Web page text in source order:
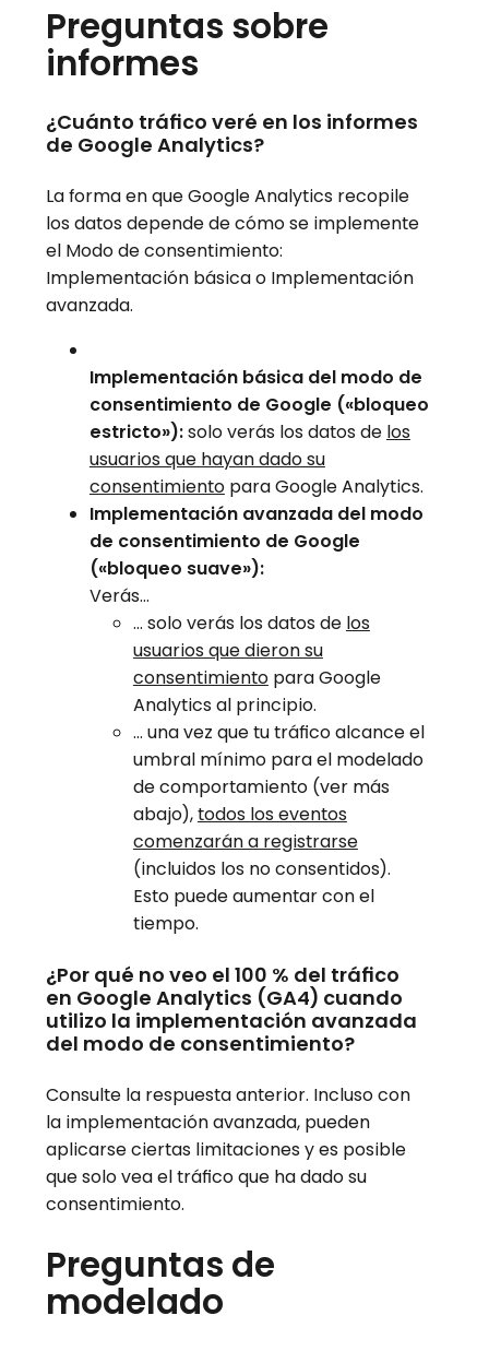
Preguntas sobre
informes
¿Cuánto tráfico veré en los informes
de Google Analytics?
La forma en que Google Analytics recopile
los datos depende de cómo se implemente
el Modo de consentimiento:
Implementación básica o Implementación
avanzada.
Implementación básica del modo de
consentimiento de Google («bloqueo
estricto»):solo verás los datos de los
usuarios que hayan dado su
consentimientopara Google Analytics.
Implementación avanzada del modo
de consentimiento de Google
(«bloqueo suave»):
Verás…
… solo verás los datos de los
usuarios que dieron su
consentimientopara Google
Analytics al principio.
… una vez que tu tráfico alcance el
umbral mínimo para el modelado
de comportamiento (ver más
abajo),todos los eventos
comenzarán a registrarse
(incluidos los no consentidos).
Esto puede aumentar con el
tiempo.
¿Por qué no veo el 100 % del tráfico
en Google Analytics (GA4) cuando
utilizo la implementación avanzada
del modo de consentimiento?
Consulte la respuesta anterior. Incluso con
la implementación avanzada, pueden
aplicarse ciertas limitaciones y es posible
que solo vea el tráfico que ha dado su
consentimiento.
Preguntas de
modelado